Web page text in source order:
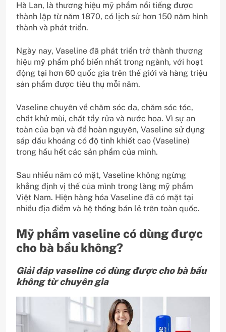
Hà Lan, là thương hiệu mỹ phẩm nổi tiếng được
thành lập từ năm 1870, có lịch sử hơn 150 năm hình
thành và phát triển.
Ngày nay, Vaseline đã phát triển trở thành thương
hiệu mỹ phẩm phổ biến nhất trong ngành, với hoạt
động tại hơn 60 quốc gia trên thế giới và hàng triệu
sản phẩm được tiêu thụ mỗi năm.
Vaseline chuyên về chăm sóc da, chăm sóc tóc,
chất khử mùi, chất tẩy rửa và nước hoa. Vì sự an
toàn của bạn và để hoàn nguyên, Vaseline sử dụng
sáp dầu khoáng có độ tinh khiết cao (Vaseline)
trong hầu hết các sản phẩm của mình.
Sau nhiều năm có mặt, Vaseline không ngừng
khẳng định vị thế của mình trong làng mỹ phẩm
Việt Nam. Hiện hàng hóa Vaseline đã có mặt tại
nhiều địa điểm và hệ thống bán lẻ trên toàn quốc.
Mỹ phẩm vaseline có dùng được
cho bà bầu không?
Giải đáp vaseline có dùng được cho bà bầu
không từ chuyên gia